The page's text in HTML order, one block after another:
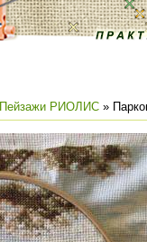
Пейзажи РИОЛИС »